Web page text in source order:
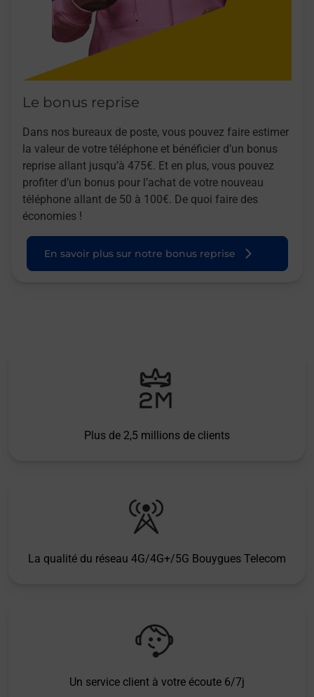
Le bonus reprise
Dans nos bureaux de poste, vous pouvez faire estimer
la valeur de votre téléphone et bénéficier d’un bonus
reprise allant jusqu’à 475€. Et en plus, vous pouvez
profiter d’un bonus pour l’achat de votre nouveau
téléphone allant de 50 à 100€. De quoi faire des
économies !
En savoir plus sur notre bonus reprise
Plus de 2,5 millions de clients
La qualité du réseau 4G/4G+/5G Bouygues Telecom
Un service client à votre écoute 6/7j